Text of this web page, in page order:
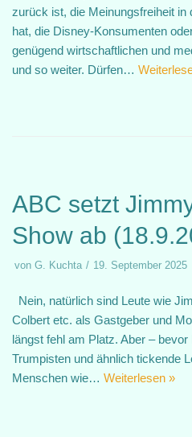
zurück ist, die Meinungsfreiheit in
hat, die Disney-Konsumenten
genügend wirtschaftlichen und
und so weiter. Dürfen…
ABC setzt
Show ab
von G. Kuchta 19. September 2025
Nein, natürlich sind Leute wie
Colbert etc. als Gastgeber und
längst fehl am Platz. Aber –
Trumpisten und ähnlich tickende
Menschen wie… Weiterlesen »